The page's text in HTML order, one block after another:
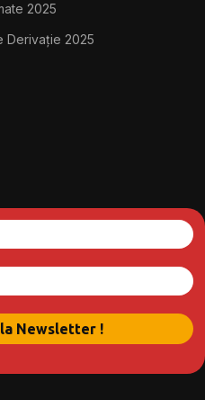
2025
Derivație 2025